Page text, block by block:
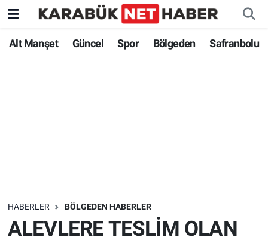
Alt Manşet Güncel Spor Bölgeden Safranbolu
HABERLER BÖLGEDEN HABERLER
ALEVLERE TESLİM OLAN